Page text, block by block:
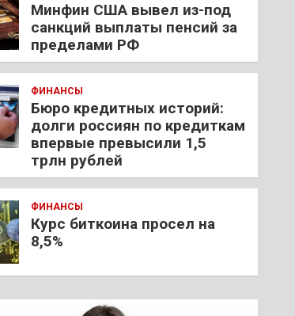
Минфин США вывел из-под
санкций выплаты пенсий за
пределами РФ
ФИНАНСЫ
Бюро кредитных историй:
долги россиян по кредиткам
впервые превысили 1,5
трлн рублей
ФИНАНСЫ
Курс биткоина просел на
8,5%